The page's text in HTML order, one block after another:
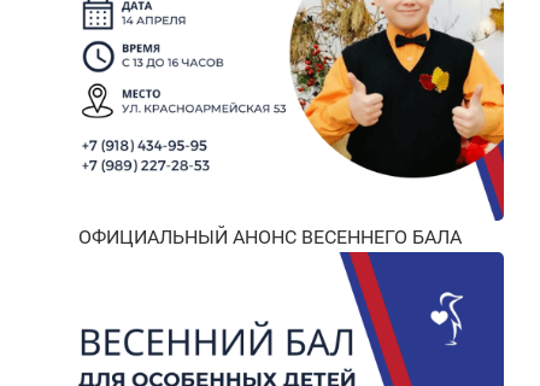
ОФИЦИАЛЬНЫЙ АНОНС ВЕСЕННЕГО БАЛА